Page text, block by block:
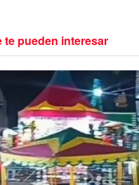
estallido cerca de 8
atendidos en el
(IMSS).
te pueden interesar